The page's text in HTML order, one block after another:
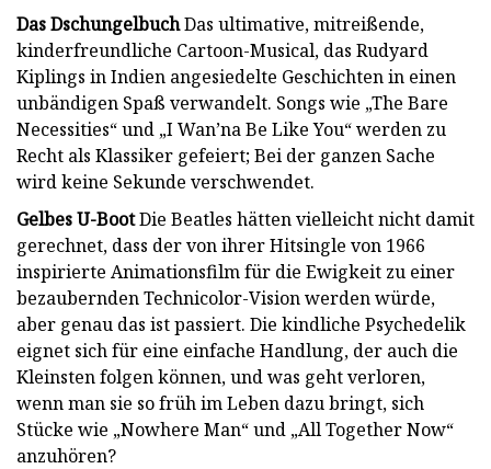
Das DschungelbuchDas ultimative, mitreißende,
kinderfreundliche Cartoon-Musical, das Rudyard
Kiplings in Indien angesiedelte Geschichten in einen
unbändigen Spaß verwandelt. Songs wie „The Bare
Necessities“ und „I Wan’na Be Like You“ werden zu
Recht als Klassiker gefeiert; Bei der ganzen Sache
wird keine Sekunde verschwendet.
Gelbes U-BootDie Beatles hätten vielleicht nicht damit
gerechnet, dass der von ihrer Hitsingle von 1966
inspirierte Animationsfilm für die Ewigkeit zu einer
bezaubernden Technicolor-Vision werden würde,
aber genau das ist passiert. Die kindliche Psychedelik
eignet sich für eine einfache Handlung, der auch die
Kleinsten folgen können, und was geht verloren,
wenn man sie so früh im Leben dazu bringt, sich
Stücke wie „Nowhere Man“ und „All Together Now“
anzuhören?